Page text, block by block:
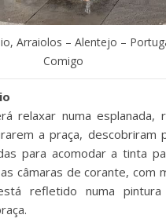
Arraiolos – Alentejo –
Comigo
relaxar numa esplanada,
a praça, descobriram
para acomodar a tinta
câmaras de corante, com
refletido numa pintura